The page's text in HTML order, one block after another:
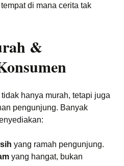
di mana cerita tak
&
hanya murah, tetapi juga
pengunjung. Banyak
yang ramah pengunjung.
yang hangat, bukan